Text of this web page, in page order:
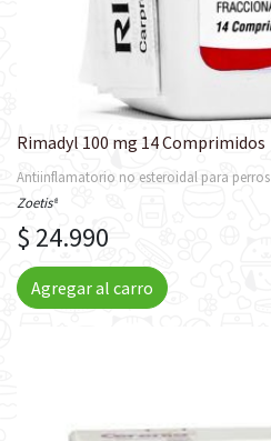
Rimadyl 100 mg 14 Comprimidos
Antiinflamatorio no esteroidal para perros
Zoetis®
$ 24.990
Agregar al carro